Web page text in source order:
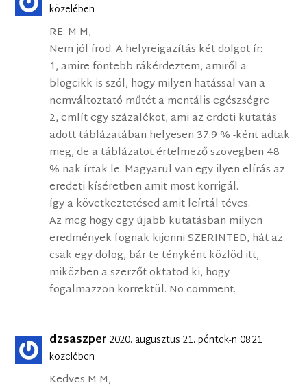
közelében
RE: M M,
Nem jól írod. A helyreigazítás két dolgot ír:
1, amire föntebb rákérdeztem, amiről a
blogcikk is szól, hogy milyen hatással van a
nemváltoztató műtét a mentális egészségre
2, említ egy százalékot, ami az erdeti kutatás
adott táblázatában helyesen 37.9 % -ként adtak
meg, de a táblázatot értelmező szövegben 48
%-nak írtak le. Magyarul van egy ilyen elírás az
eredeti kíséretben amit most korrigál.
Így a következtetésed amit leírtál téves.
Az meg hogy egy újabb kutatásban milyen
eredmények fognak kijönni SZERINTED, hát az
csak egy dolog, bár te tényként közlöd itt,
miközben a szerzőt oktatod ki, hogy
fogalmazzon korrektül. No comment.
dzsaszper 2020. augusztus 21. péntek-n 08:21
közelében
Kedves M M,